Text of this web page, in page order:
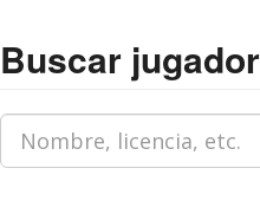
Buscar jugador